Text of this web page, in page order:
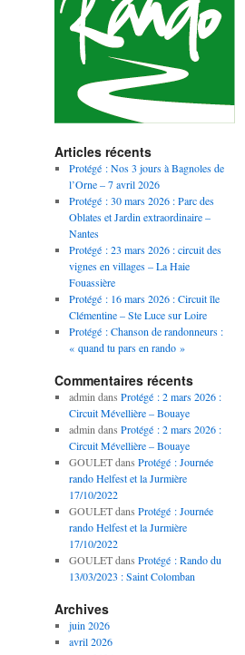
Articles récents
Protégé : Nos 3 jours à Bagnoles de
l’Orne – 7 avril 2026
Protégé : 30 mars 2026 : Parc des
Oblates et Jardin extraordinaire –
Nantes
Protégé : 23 mars 2026 : circuit des
vignes en villages – La Haie
Fouassière
Protégé : 16 mars 2026 : Circuit île
Clémentine – Ste Luce sur Loire
Protégé : Chanson de randonneurs :
« quand tu pars en rando »
Commentaires récents
admin dans Protégé : 2 mars 2026 :
Circuit Mévellière – Bouaye
admin dans Protégé : 2 mars 2026 :
Circuit Mévellière – Bouaye
GOULETdans Protégé : Journée
rando Helfest et la Jurmière
17/10/2022
GOULETdans Protégé : Journée
rando Helfest et la Jurmière
17/10/2022
GOULETdans Protégé : Rando du
13/03/2023 : Saint Colomban
Archives
juin 2026
avril 2026